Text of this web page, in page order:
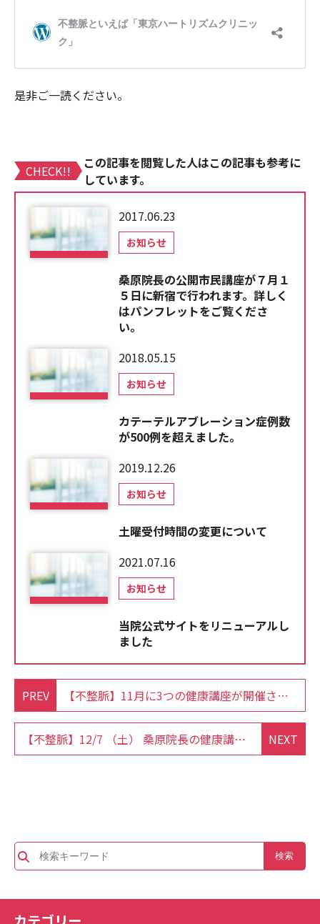
是非ご一読ください。
CHECK!!
この記事を閲覧した人はこの記事も参考に
しています。
2017.06.23
お知らせ
桑原院長の公開市民講座が７月１
５日に新宿で行われます。詳しく
はパンフレットをご覧くださ
い。
2018.05.15
お知らせ
カテーテルアブレーション症例数
が500例を超えました。
2019.12.26
お知らせ
土曜受付時間の変更について
2021.07.16
お知らせ
当院公式サイトをリニューアルし
ました
PREV 【不整脈】11月に3つの健康講座が開催されました
NEXT
【不整脈】12/7 （土） 桑原院長の健康講座が開催されました